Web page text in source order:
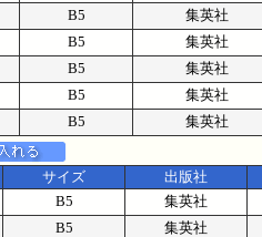
B5 集英社
B5 集英社
B5 集英社
B5 集英社
B5 集英社
サイズ 出版社
B5 集英社
B5 集英社